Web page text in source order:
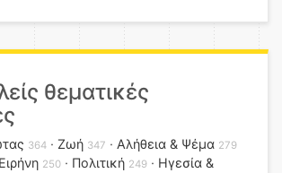
θεματικές
364 Ζωή 347 Αλήθεια & Ψέμα 279
250 Πολιτική 249
Ηγεσία &